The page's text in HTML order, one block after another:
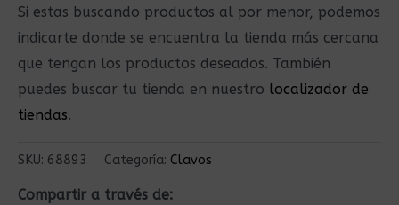
Si estas buscando productos al por menor, podemos
indicarte donde se encuentra la tienda más cercana
que tengan los productos deseados. También
puedes buscar tu tienda en nuestro localizador de
tiendas.
SKU: 68893 Categoría: Clavos
Compartir a través de: